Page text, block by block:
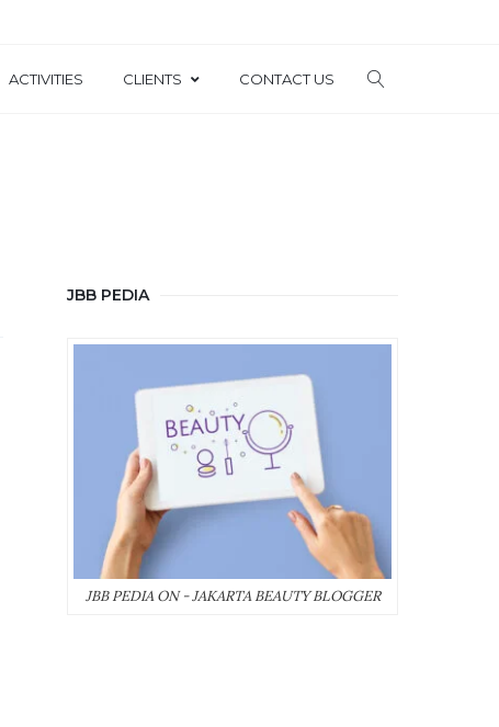
ACTIVITIES CLIENTS CONTACT US
JBB PEDIA
JBB PEDIA ON - JAKARTA BEAUTY BLOGGER